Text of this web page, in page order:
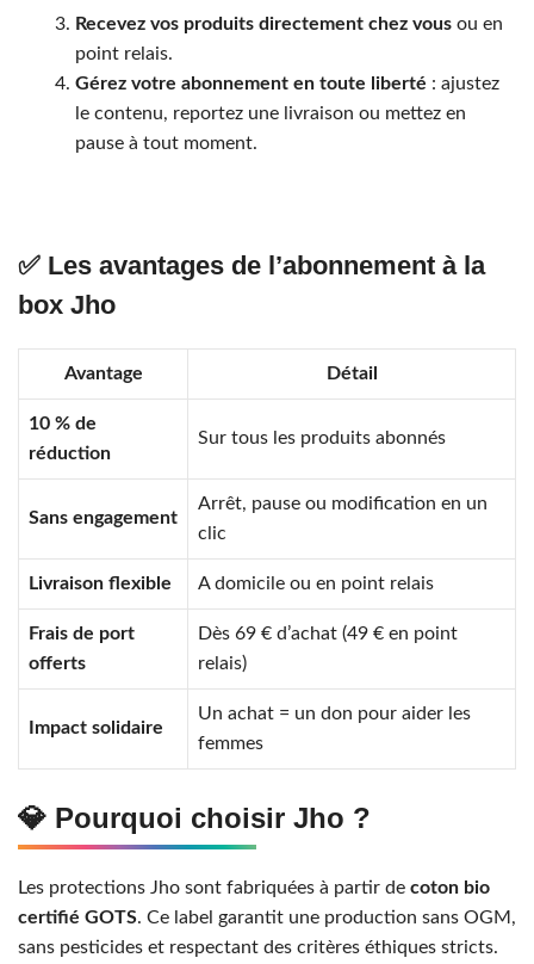
Recevez vos produits directement chez vous ou en
point relais.
Gérez votre abonnement en toute liberté : ajustez
le contenu, reportez une livraison ou mettez en
pause à tout moment.
✅ Les avantages de l’abonnement à la
box Jho
Avantage Détail
10 % de
réduction
Sur tous les produits abonnés
Sans engagement
Arrêt, pause ou modification en un
clic
Livraison flexible A domicile ou en point relais
Frais de port
offerts
Dès 69 € d’achat (49 € en point
relais)
Impact solidaire
Un achat = un don pour aider les
femmes
💎 Pourquoi choisir Jho ?
Les protections Jho sont fabriquées à partir de coton bio
certifié GOTS. Ce label garantit une production sans OGM,
sans pesticides et respectant des critères éthiques stricts.